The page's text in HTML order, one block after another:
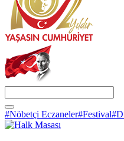
#Nöbetçi Eczaneler#Festival